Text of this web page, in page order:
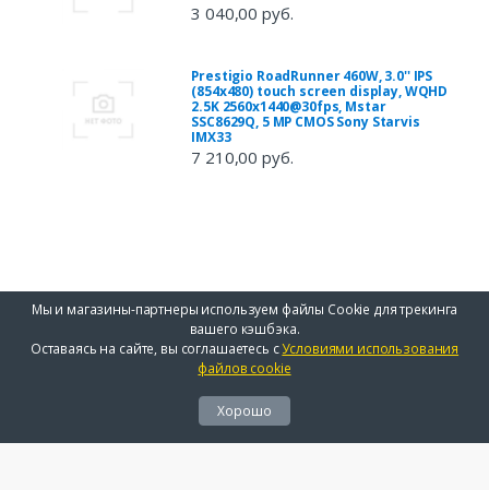
3 040,00 руб.
Prestigio RoadRunner 460W, 3.0'' IPS
(854x480) touch screen display, WQHD
2.5K 2560x1440@30fps, Mstar
SSC8629Q, 5 MP CMOS Sony Starvis
IMX33
7 210,00 руб.
Мы и магазины-партнеры используем файлы Cookie для трекинга
вашего кэшбэка.
Оставаясь на сайте, вы соглашаетесь сУсловиями использования
файлов cookie
Хорошо